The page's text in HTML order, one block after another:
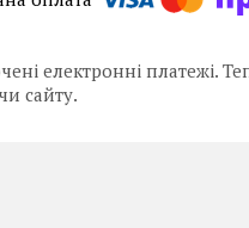
електронні платежі.
сайту.